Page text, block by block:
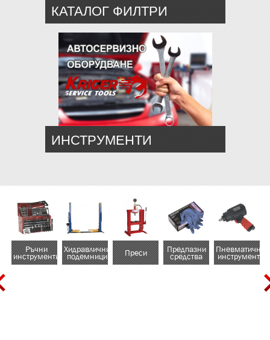
КАТАЛОГ ФИЛТРИ
ИНСТРУМЕНТИ
Ръчни
инструменти
Хидравлични
подемници Преси Предпазни
средства
Пневматични
инструменти